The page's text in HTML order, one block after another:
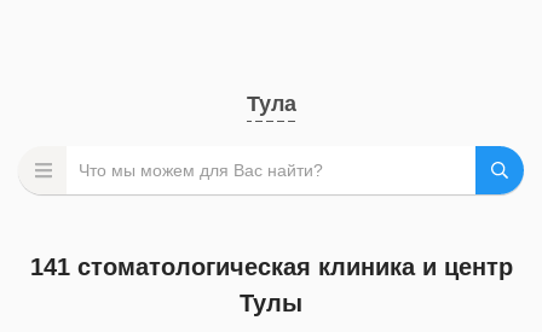
Тула
141 стоматологическая клиника и центр
Тулы